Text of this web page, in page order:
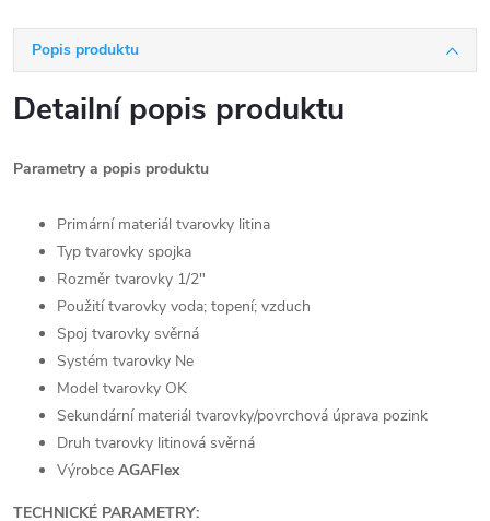
Popis produktu
Detailní popis produktu
Parametry a popis produktu
Primární materiál tvarovky litina
Typ tvarovky spojka
Rozměr tvarovky 1/2"
Použití tvarovky voda; topení; vzduch
Spoj tvarovky svěrná
Systém tvarovky Ne
Model tvarovky OK
Sekundární materiál tvarovky/povrchová úprava pozink
Druh tvarovky litinová svěrná
Výrobce AGAFlex
TECHNICKÉ PARAMETRY: